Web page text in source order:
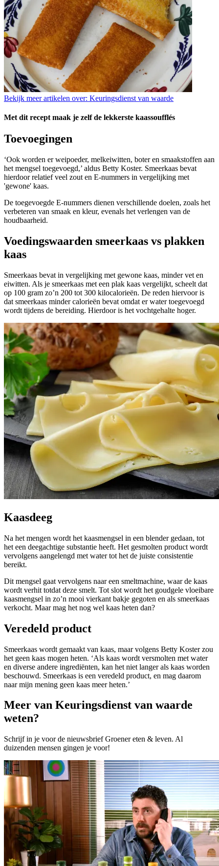
Bekijk meer artikelen over: Keuringsdienst van waarde
Met dit recept maak je zelf de lekkerste kaassoufflés
Toevoegingen
‘Ook worden er weipoeder, melkeiwitten, boter en smaakstoffen aan
het mengsel toegevoegd,’ aldus Betty Koster. Smeerkaas bevat
hierdoor relatief veel zout en E-nummers in vergelijking met
'gewone' kaas.
De toegevoegde E-nummers dienen verschillende doelen, zoals het
verbeteren van smaak en kleur, evenals het verlengen van de
houdbaarheid.
Voedingswaarden smeerkaas vs plakken
kaas
Smeerkaas bevat in vergelijking met gewone kaas, minder vet en
eiwitten. Als je smeerkaas met een plak kaas vergelijkt, scheelt dat
op 100 gram zo’n 200 tot 300 kilocalorieën. De reden hiervoor is
dat smeerkaas minder calorieën bevat omdat er water toegevoegd
wordt tijdens de bereiding. Hierdoor is het vochtgehalte hoger.
Kaasdeeg
Na het mengen wordt het kaasmengsel in een blender gedaan, tot
het een deegachtige substantie heeft. Het gesmolten product wordt
vervolgens aangelengd met water tot het de juiste consistentie
bereikt.
Dit mengsel gaat vervolgens naar een smeltmachine, waar de kaas
wordt verhit totdat deze smelt. Tot slot wordt het goudgele vloeibare
kaasmengsel in zo’n mooi vierkant bakje gegoten en als smeerkaas
verkocht. Maar mag het nog wel kaas heten dan?
Veredeld product
Smeerkaas wordt gemaakt van kaas, maar volgens Betty Koster zou
het geen kaas mogen heten. ‘Als kaas wordt versmolten met water
en diverse andere ingrediënten, kan het niet langer als kaas worden
beschouwd. Smeerkaas is een veredeld product, en mag daarom
naar mijn mening geen kaas meer heten.’
Meer van Keuringsdienst van waarde
weten?
Schrijf in je voor de nieuwsbrief Groener eten & leven. Al
duizenden mensen gingen je voor!